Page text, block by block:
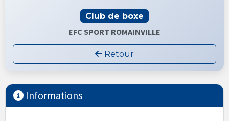
Club de boxe
EFC SPORT ROMAINVILLE
Retour
Informations